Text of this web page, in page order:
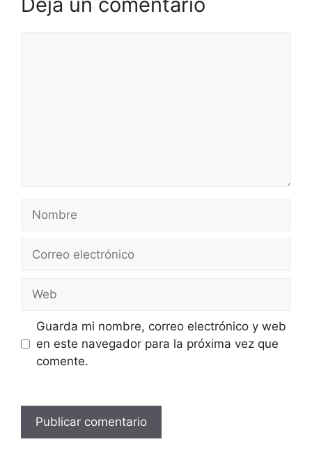
Nombre
Correo
Web
Guarda mi nombre, correo electrónico y web
en este navegador para la próxima vez que
comente.